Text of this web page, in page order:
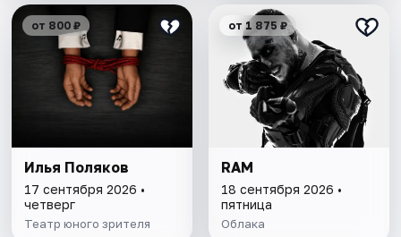
от 800 ₽
Илья Поляков
17 сентября 2026 •
четверг
Театр юного зрителя
от 1 875 ₽
RAM
18 сентября 2026 •
пятница
Облака